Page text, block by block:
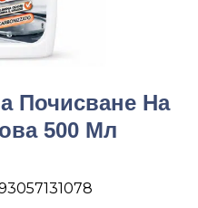
Почисване На
500 Мл